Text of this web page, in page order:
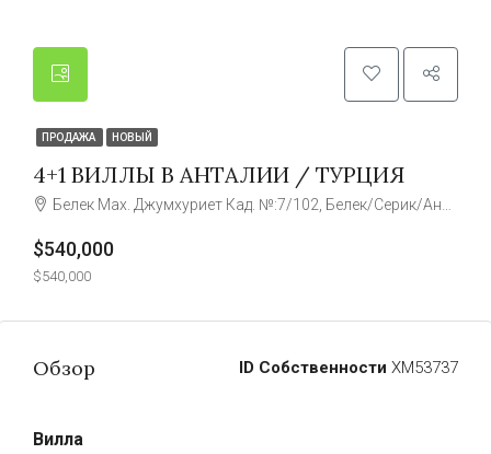
ПРОДАЖА НОВЫЙ
4+1 ВИЛЛЫ В АНТАЛИИ / ТУРЦИЯ
Белек Мах. Джумхуриет Кад. №:7/102, Белек/Серик/Анталья/Турция
$540,000
$540,000
Обзор ID Собственности ХМ53737
Вилла